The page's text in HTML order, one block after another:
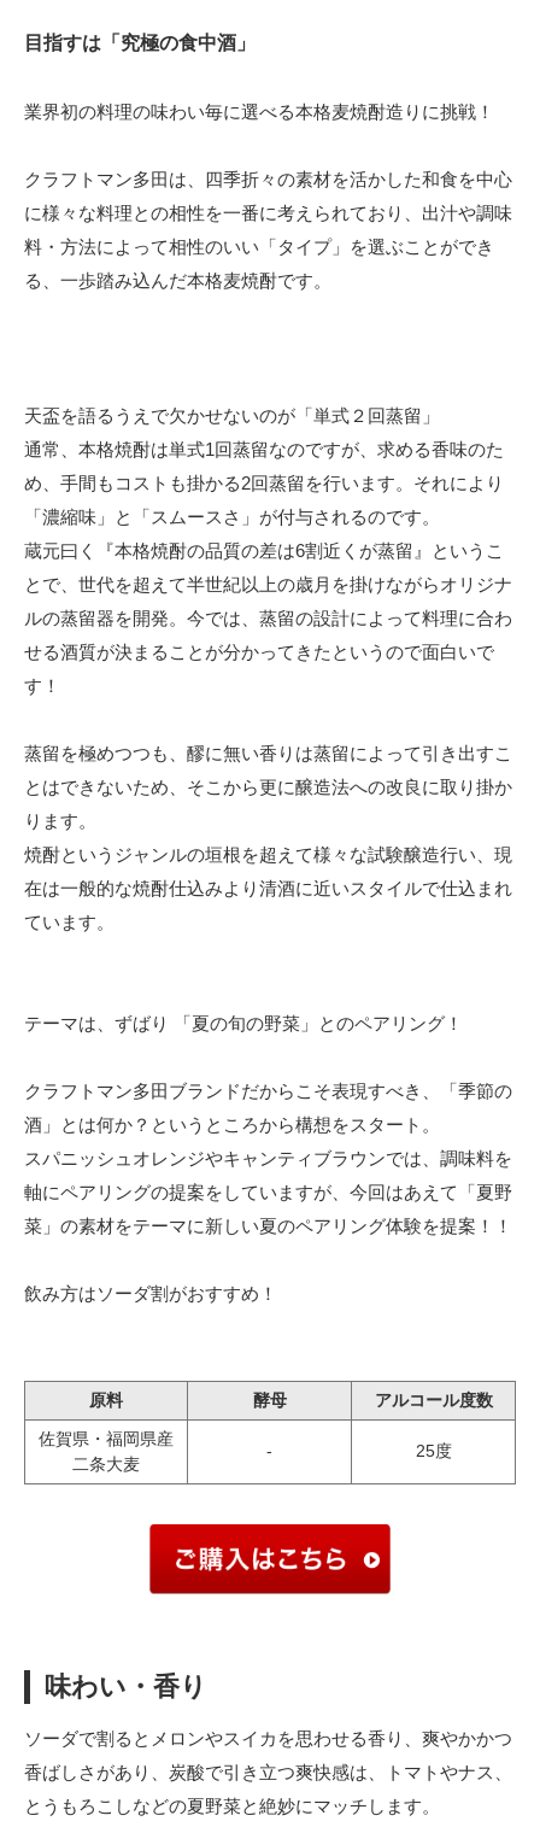
目指すは「究極の食中酒」
業界初の料理の味わい毎に選べる本格麦焼酎造りに挑戦！
クラフトマン多田は、四季折々の素材を活かした和食を中心
に様々な料理との相性を一番に考えられており、出汁や調味
料・方法によって相性のいい「タイプ」を選ぶことができ
る、一歩踏み込んだ本格麦焼酎です。
天盃を語るうえで欠かせないのが「単式２回蒸留」
通常、本格焼酎は単式1回蒸留なのですが、求める香味のた
め、手間もコストも掛かる2回蒸留を行います。それにより
「濃縮味」と「スムースさ」が付与されるのです。
蔵元曰く『本格焼酎の品質の差は6割近くが蒸留』というこ
とで、世代を超えて半世紀以上の歳月を掛けながらオリジナ
ルの蒸留器を開発。今では、蒸留の設計によって料理に合わ
せる酒質が決まることが分かってきたというので面白いで
す！
蒸留を極めつつも、醪に無い香りは蒸留によって引き出すこ
とはできないため、そこから更に醸造法への改良に取り掛か
ります。
焼酎というジャンルの垣根を超えて様々な試験醸造行い、現
在は一般的な焼酎仕込みより清酒に近いスタイルで仕込まれ
ています。
テーマは、ずばり 「夏の旬の野菜」とのペアリング！
クラフトマン多田ブランドだからこそ表現すべき、「季節の
酒」とは何か？というところから構想をスタート。
スパニッシュオレンジやキャンティブラウンでは、調味料を
軸にペアリングの提案をしていますが、今回はあえて「夏野
菜」の素材をテーマに新しい夏のペアリング体験を提案！！
飲み方はソーダ割がおすすめ！
原料 酵母
アルコール度数
佐賀県・福岡県産
二条大麦
- 25度
味わい・香り
ソーダで割るとメロンやスイカを思わせる香り、爽やかかつ
香ばしさがあり、炭酸で引き立つ爽快感は、トマトやナス、
とうもろこしなどの夏野菜と絶妙にマッチします。